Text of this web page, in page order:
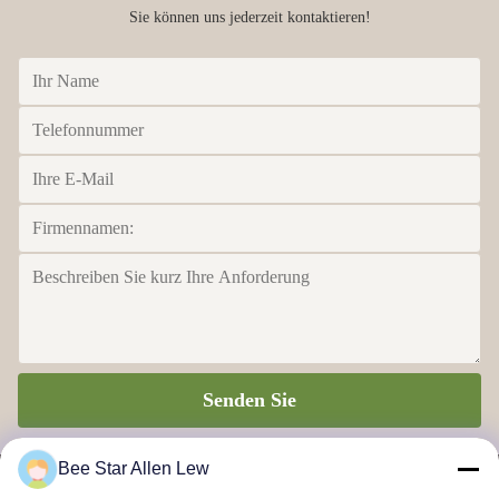
Sie können uns jederzeit kontaktieren!
Senden Sie
Bee Star Allen Lew